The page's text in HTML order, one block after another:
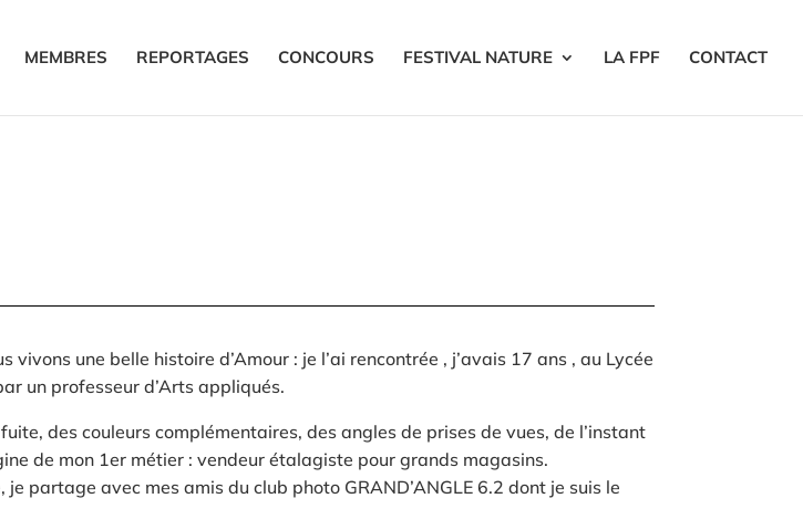
MEMBRES REPORTAGES CONCOURS FESTIVAL NATURE LA FPF CONTACT
vivons une belle histoire d’Amour : je l’ai rencontrée , j’avais 17 ans , au Lycée
un professeur d’Arts appliqués.
des couleurs complémentaires, des angles de prises de vues, de l’instant
de mon 1er métier : vendeur étalagiste pour grands magasins.
partage avec mes amis du club photo GRAND’ANGLE 6.2 dont je suis le